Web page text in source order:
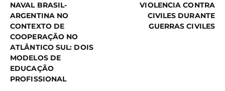
NAVAL BRASIL-
ARGENTINA NO
CONTEXTO DE
COOPERAÇÃO NO
ATLÂNTICO SUL: DOIS
MODELOS DE
EDUCAÇÃO
PROFISSIONAL
VIOLENCIA CONTRA
CIVILES DURANTE
GUERRAS CIVILES